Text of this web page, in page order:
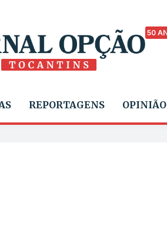
50
REPORTAGENS OPINIÃO